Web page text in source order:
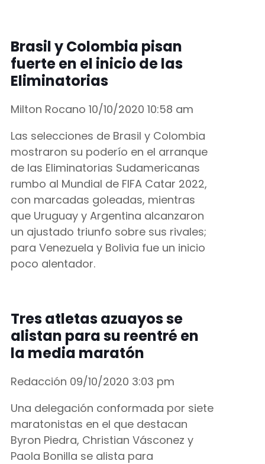
Brasil y Colombia pisan
fuerte en el inicio de las
Eliminatorias
Milton Rocano 10/10/2020 10:58 am
Las selecciones de Brasil y Colombia
mostraron su poderío en el arranque
de las Eliminatorias Sudamericanas
rumbo al Mundial de FIFA Catar 2022,
con marcadas goleadas, mientras
que Uruguay y Argentina alcanzaron
un ajustado triunfo sobre sus rivales;
para Venezuela y Bolivia fue un inicio
poco alentador.
Tres atletas azuayos se
alistan para su reentré en
la media maratón
Redacción 09/10/2020 3:03 pm
Una delegación conformada por siete
maratonistas en el que destacan
Byron Piedra, Christian Vásconez y
Paola Bonilla se alista para